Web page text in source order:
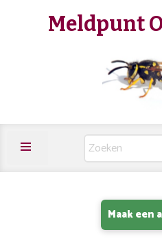
Meldpunt
Maak een